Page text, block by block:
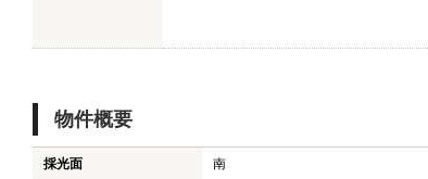
物件概要
採光面 南